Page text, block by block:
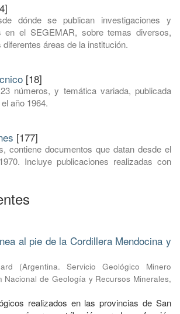
dónde se publican investigaciones y
en el SEGEMAR, sobre temas diversos,
áreas de la institución.
[18]
números, y temática variada, publicada
año 1964.
[177]
contiene documentos que datan desde el
Incluye publicaciones realizadas con
al pie de la Cordillera Mendocina y
(Argentina. Servicio Geológico Minero
Nacional de Geología y Recursos Minerales,
realizados en las provincias de San